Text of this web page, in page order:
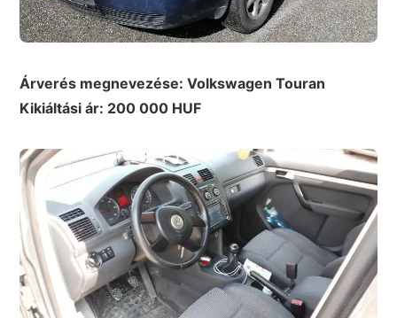
Árverés megnevezése: Volkswagen Touran
Kikiáltási ár: 200 000 HUF